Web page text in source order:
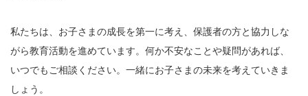
私たちは、お子さまの成長を第一に考え、保護者の方と協力しな
がら教育活動を進めています。何か不安なことや疑問があれば、
いつでもご相談ください。一緒にお子さまの未来を考えていきま
しょう。